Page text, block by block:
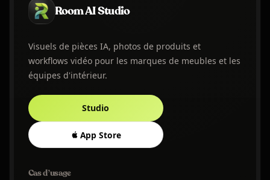
Room AI Studio
Visuels de pièces IA, photos de produits et
workflows vidéo pour les marques de meubles et les
équipes d'intérieur.
Studio
App Store
Cas d’usage